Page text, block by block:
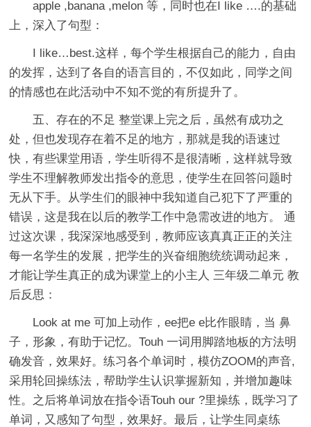
apple ,banana ,melon 等，同时也在I like ….的基础
上，深入了句型：
I like…best.这样，每个学生根据自己的能力，自由
的发挥，达到了各自的语言目的，不仅如此，同学之间
的情感也在此活动中不知不觉的有所提升了。
五、存在的不足 整堂课上完之后，虽然有成功之
处，但也发现存在着不足的地方，那就是我的语速过
快，有些课堂用语，学生听得不是很清晰，这样就导致
学生不理解教师发出指令的意思，使学生在回答问题时
无从下手。从学生们的眼神中我知道自己犯下了严重的
错误，这是我在以后的教学工作中急需改进的地方。 通
过这次课，我深深地感受到，教师应该真真正正的关注
每一名学生的发展，把学生的兴奋细胞统统调动起来，
才能让学生真正的成为课堂上的小主人 三年级二单元 教
后反思：
Look at me 可加上动作，ee把e e比作眼睛，当 鼻
子，形象，有助于记忆。Touh 一词用脚踏地板的方法明
确发音，效果好。练习各个单词时，模仿ZOOM的声音,
采用轮回操练法，帮助学生认识掌握新知，并增加趣味
性。之后将单词放在指令语Touh our ?里操练，既学习了
单词，又感知了句型，效果好。最后，让学生同桌练